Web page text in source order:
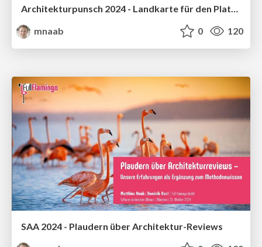
Architekturpunsch 2024 - Landkarte für den Plattformdschungel
mnaab
0 120
SAA 2024 - Plaudern über Architektur-Reviews